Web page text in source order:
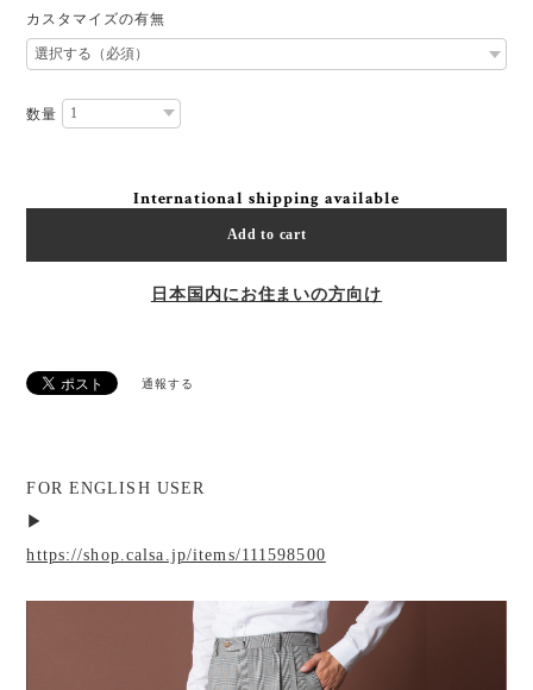
カスタマイズの有無
数量
International shipping available
Add to cart
日本国内にお住まいの方向け
通報する
FOR ENGLISH USER
▶︎
https://shop.calsa.jp/items/111598500